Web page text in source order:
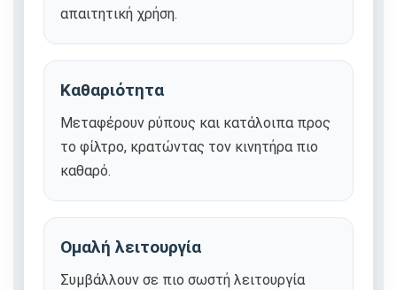
απαιτητική χρήση.
Καθαριότητα
Μεταφέρουν ρύπους και κατάλοιπα προς
το φίλτρο, κρατώντας τον κινητήρα πιο
καθαρό.
Ομαλή λειτουργία
Συμβάλλουν σε πιο σωστή λειτουργία